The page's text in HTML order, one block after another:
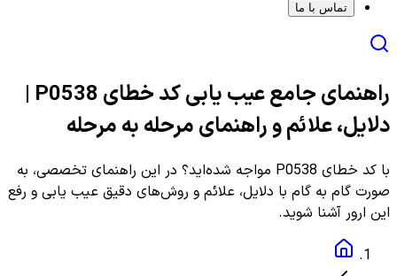
تماس با ما
راهنمای جامع عیب یابی کد خطای P0538 |
دلایل، علائم و راهنمای مرحله به مرحله
با کد خطای P0538 مواجه شده‌اید؟ در این راهنمای تخصصی، به
صورت گام به گام با دلایل، علائم و روش‌های دقیق عیب یابی و رفع
این ارور آشنا شوید.